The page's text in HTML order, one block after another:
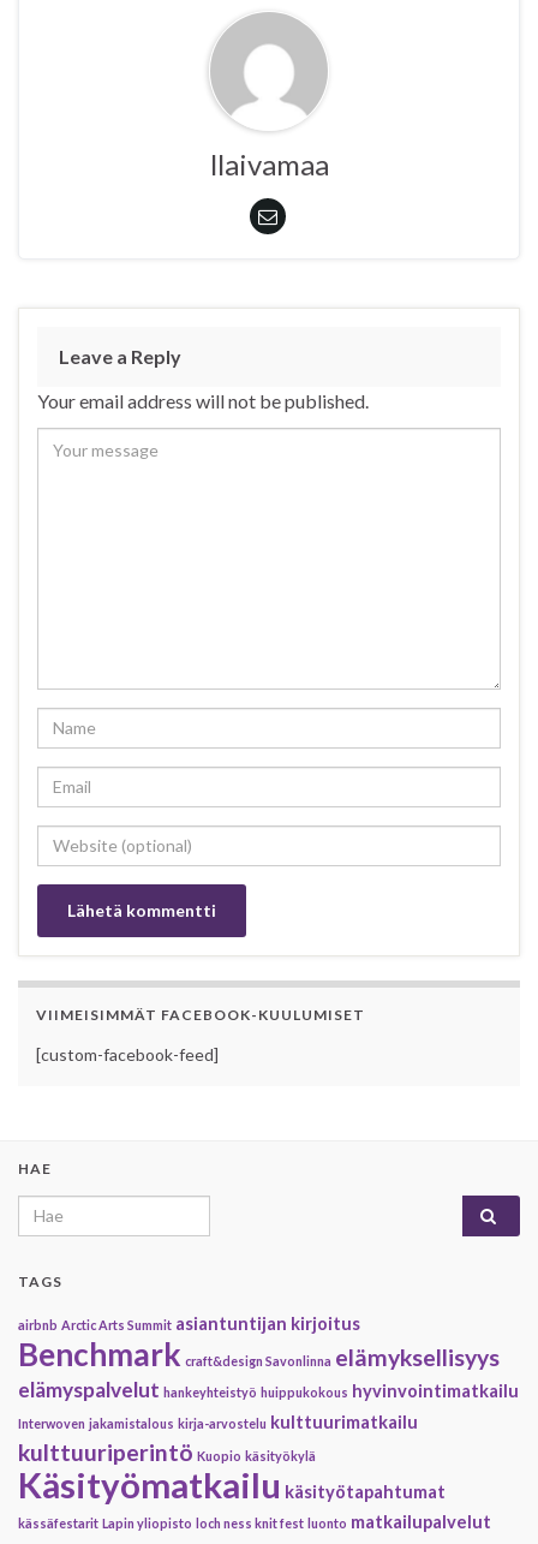
llaivamaa
Leave a Reply
Your email address will not be published.
VIIMEISIMMÄT FACEBOOK-KUULUMISET
[custom-facebook-feed]
HAE
Search for:
TAGS
airbnb Arctic Arts Summit asiantuntijan kirjoitus
Benchmark craft&design Savonlinna elämyksellisyys
elämyspalvelut hankeyhteistyö huippukokous hyvinvointimatkailu
Interwoven jakamistalous kirja-arvostelu kulttuurimatkailu
kulttuuriperintö Kuopio käsityökylä
Käsityömatkailu käsityötapahtumat
kässäfestarit Lapin yliopisto loch ness knit fest luonto matkailupalvelut